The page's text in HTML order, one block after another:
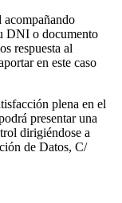
acompañando
DNI o documento
respuesta al
en este caso
plena en el
presentar una
dirigiéndose a
de Datos, C/